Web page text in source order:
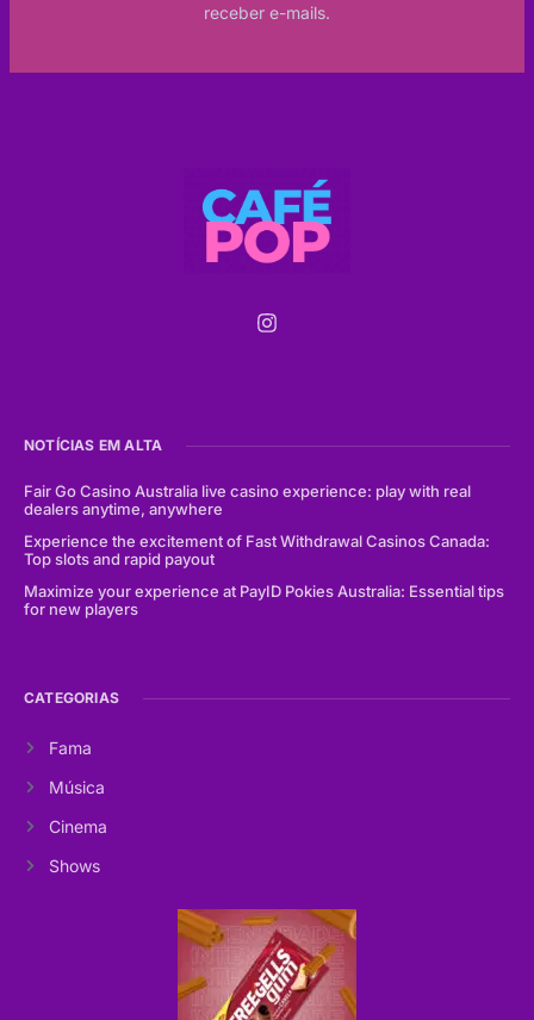
receber e-mails.
NOTÍCIAS EM ALTA
Fair Go Casino Australia live casino experience: play with real
dealers anytime, anywhere
Experience the excitement of Fast Withdrawal Casinos Canada:
Top slots and rapid payout
Maximize your experience at PayID Pokies Australia: Essential tips
for new players
CATEGORIAS
Fama
Música
Cinema
Shows